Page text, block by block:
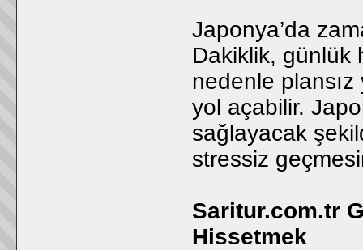
Japonya’da
Dakiklik, günlük
nedenle plansız
yol açabilir.
sağlayacak
stressiz
Saritur.com.tr
Hissetmek